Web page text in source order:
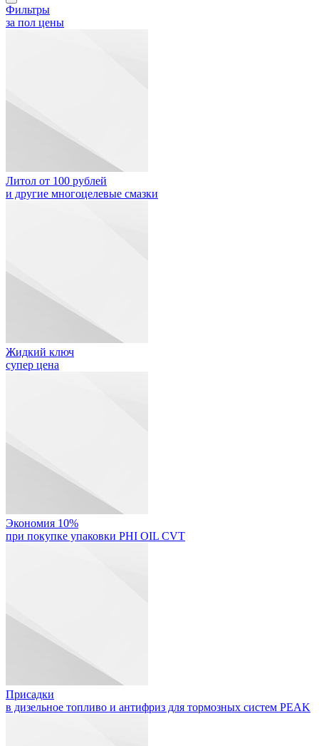
Фильтры
за пол цены
Литол от 100 рублей
и другие многоцелевые смазки
Жидкий ключ
супер цена
Экономия 10%
при покупке упаковки PHI OIL CVT
Присадки
в дизельное топливо и антифриз для тормозных систем PEAK